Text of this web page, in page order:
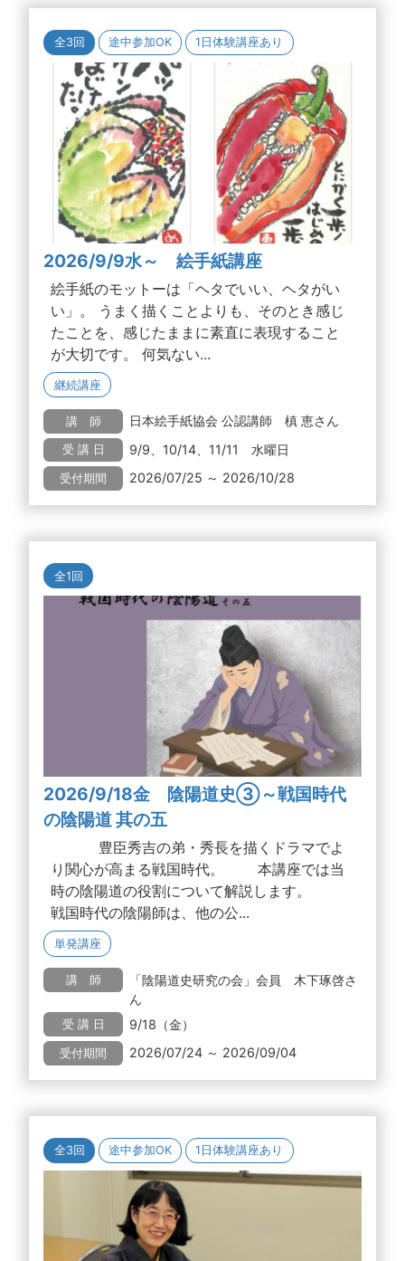
全3回 途中参加OK 1日体験講座あり
2026/9/9水～ 絵手紙講座
絵手紙のモットーは「ヘタでいい、ヘタがい
い」。 うまく描くことよりも、そのとき感じ
たことを、感じたままに素直に表現すること
が大切です。 何気ない...
継続講座
講 師 日本絵手紙協会 公認講師 槙 恵さん
受 講 日 9/9、10/14、11/11 水曜日
受付期間 2026/07/25 ～ 2026/10/28
全1回
2026/9/18金 陰陽道史③～戦国時代
の陰陽道 其の五
豊臣秀吉の弟・秀長を描くドラマでよ
り関心が高まる戦国時代。 本講座では当
時の陰陽道の役割について解説します。
戦国時代の陰陽師は、他の公...
単発講座
講 師
「陰陽道史研究の会」会員 木下琢啓さ
ん
受 講 日 9/18（金）
受付期間 2026/07/24 ～ 2026/09/04
全3回 途中参加OK 1日体験講座あり